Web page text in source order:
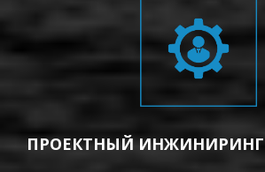
ПРОЕКТНЫЙ ИНЖИНИРИНГ